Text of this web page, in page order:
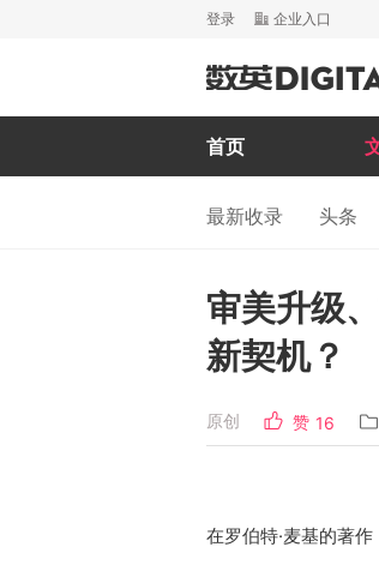
登录 企业入口
首页
最新收录 头条
审美升级
新契机？
原创 赞 16
在罗伯特·麦基的著